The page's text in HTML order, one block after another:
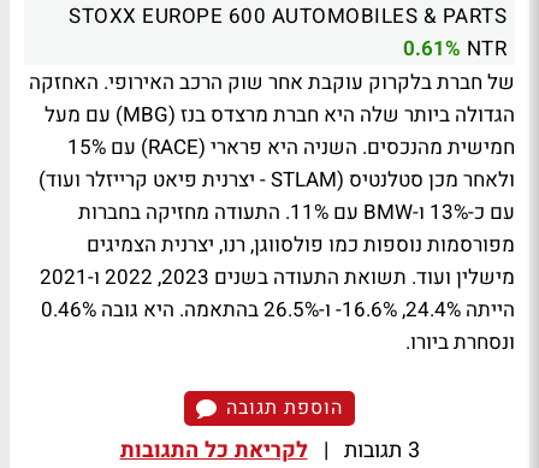
STOXX EUROPE 600 AUTOMOBILES & PARTS
NTR
0.61%
של חברת בלקרוק עוקבת אחר שוק הרכב האירופי. האחזקה
הגדולה ביותר שלה היא חברת מרצדס בנז (MBG) עם מעל
חמישית מהנכסים. השניה היא פרארי (RACE) עם 15%
ולאחר מכן סטלנטיס (STLAM - יצרנית פיאט קרייזלר ועוד)
עם כ-13% ו-BMW עם 11%. התעודה מחזיקה בחברות
מפורסמות נוספות כמו פולסווגן, רנו, יצרנית הצמיגים
מישלין ועוד. תשואת התעודה בשנים 2023, 2022 ו-2021
הייתה 24.4%, 16.6%- ו-26.5% בהתאמה. היא גובה 0.46%
ונסחרת ביורו.
הוספת תגובה
3 תגובות | לקריאת כל התגובות